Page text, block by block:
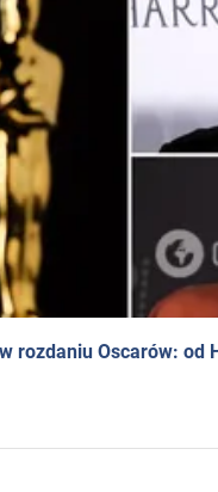
rozdaniu Oscarów: od